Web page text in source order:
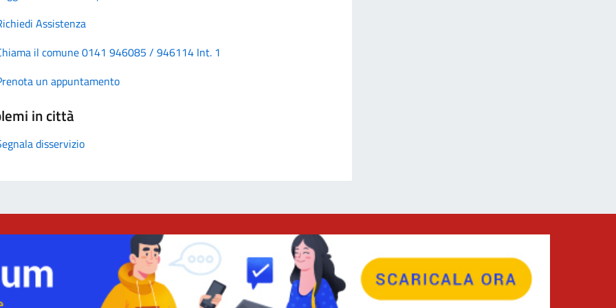
Assistenza
il comune 0141 946085 / 946114 Int. 1
un appuntamento
in città
disservizio